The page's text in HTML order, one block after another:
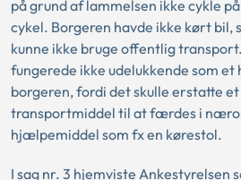
på grund af lammelsen ikke cykle
cykel. Borgeren havde ikke kørt bil,
kunne ikke bruge offentlig
fungerede ikke udelukkende som
borgeren, fordi det skulle erstatte
transportmiddel til at færdes i
hjælpemiddel som fx en kørestol.
I sag nr. 3 hjemviste Ankestyrelsen